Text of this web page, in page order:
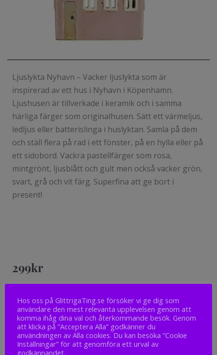
Ljuslykta Nyhavn – Vacker ljuslykta som är
inspirerad av ett hus i Nyhavn i Köpenhamn.
Ljushusen är tillverkade i keramik och i samma
härliga färger som originalhusen. Sätt ett värmeljus,
ledljus eller batterislinga i huslyktan. Samla på dem
och ställ flera på rad i ett fönster, på en hylla eller på
ett sidobord. Vackra pastellfärger som rosa,
mintgrönt, ljusblått och gult men också vacker grön,
svart, grå och vit färg. Superfina att ge bort i
present!
299kr
Slut i lager
Hos oss på GlittrigaTing.se försöker vi ge dig som
användare den mest relevanta upplevelsen genom att
komma ihåg dina val och återkommande besök. Genom
att klicka på ”Acceptera Alla” godkänner du
användningen av Alla cookies. Du kan besöka ”Cookie
Inställningar” för att genomföra ett urval av
godkännandet.